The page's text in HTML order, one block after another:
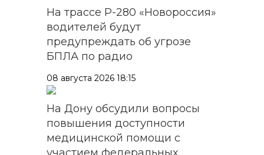
На трассе Р-280 «Новороссия»
водителей будут
предупреждать об угрозе
БПЛА по радио
08 августа 2026 18:15
На Дону обсудили вопросы
повышения доступности
медицинской помощи с
участием федеральных